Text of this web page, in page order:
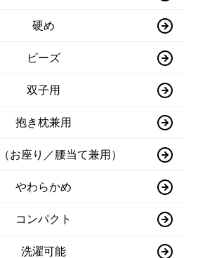
硬め
ビーズ
双子用
抱き枕兼用
お座り／腰当て兼用）
やわらかめ
コンパクト
洗濯可能